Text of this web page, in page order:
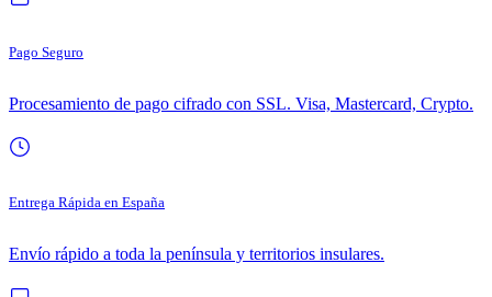
Pago Seguro
Procesamiento de pago cifrado con SSL. Visa, Mastercard, Crypto.
Entrega Rápida en España
Envío rápido a toda la península y territorios insulares.